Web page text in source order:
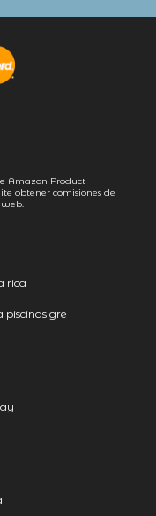
Amazon Product
obtener comisiones de
web.
rica
piscinas gre